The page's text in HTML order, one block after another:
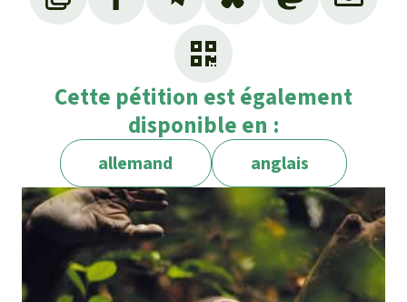
Cette pétition est également
disponible en :
allemand anglais